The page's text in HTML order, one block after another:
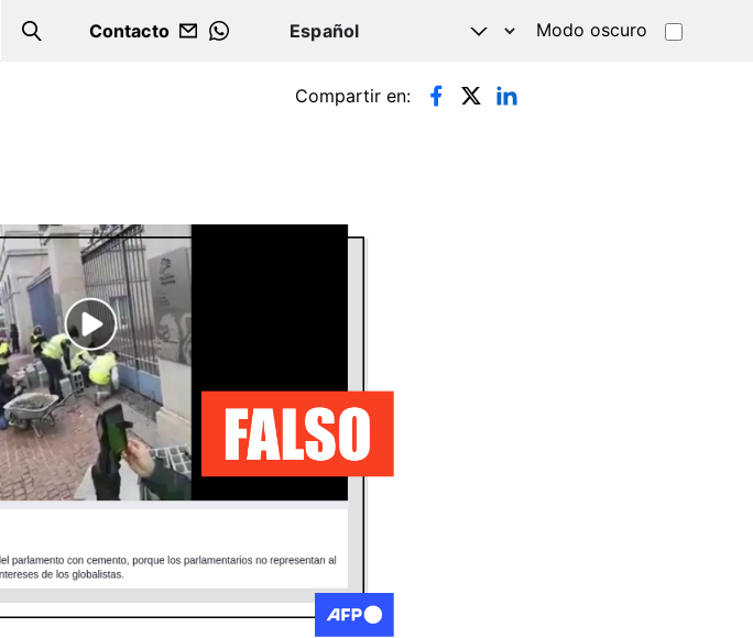
Search
Contacto
WHATSAPP
Modo oscuro
Compartir en: